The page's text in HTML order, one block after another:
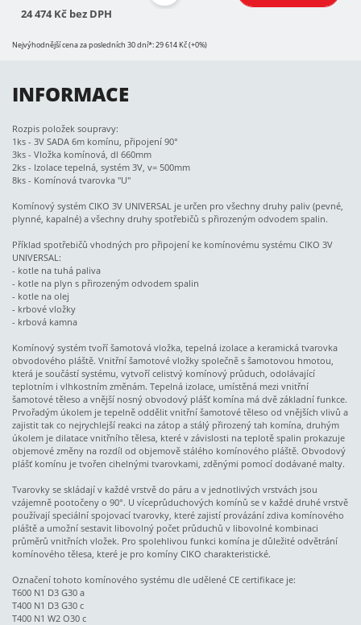
24 474 Kč bez DPH
Nejvýhodnější cena za posledních 30 dní*: 29 614 Kč (+0%)
INFORMACE
Rozpis položek soupravy:
1ks - 3V SADA 6m komínu, připojení 90°
3ks - Vložka komínová, dl 660mm
2ks - Izolace tepelná, systém 3V, v= 500mm
8ks - Komínová tvarovka "U"
Komínový systém CIKO 3V UNIVERSAL je určen pro všechny druhy paliv (pevné,
plynné, kapalné) a všechny druhy spotřebičů s přirozeným odvodem spalin.
Příklad spotřebičů vhodných pro připojení ke komínovému systému CIKO 3V
UNIVERSAL:
- kotle na tuhá paliva
- kotle na plyn s přirozeným odvodem spalin
- kotle na olej
- krbové vložky
- krbová kamna
Komínový systém tvoří šamotová vložka, tepelná izolace a keramická tvarovka
obvodového pláště. Vnitřní šamotové vložky společně s šamotovou hmotou,
která je součástí systému, vytvoří celistvý komínový průduch, odolávající
teplotním i vlhkostním změnám. Tepelná izolace, umístěná mezi vnitřní
šamotové těleso a vnější nosný obvodový plášť komína má dvě základní funkce.
Prvořadým úkolem je tepelně oddělit vnitřní šamotové těleso od vnějších vlivů a
zajistit tak co nejrychlejší reakci na zátop a stálý přirozený tah komína, druhým
úkolem je dilatace vnitřního tělesa, které v závislosti na teplotě spalin prokazuje
objemové změny na rozdíl od objemově stálého komínového pláště. Obvodový
plášť komínu je tvořen cihelnými tvarovkami, zděnými pomocí dodávané malty.
Tvarovky se skládají v každé vrstvě do páru a v jednotlivých vrstvách jsou
vzájemně pootočeny o 90°. U víceprůduchových komínů se v každé druhé vrstvě
používají speciální spojovací tvarovky, které zajistí provázání zdiva komínového
pláště a umožní sestavit libovolný počet průduchů v libovolné kombinaci
průměrů vnitřních vložek. Pro spolehlivou funkci komína je důležité odvětrání
komínového tělesa, které je pro komíny CIKO charakteristické.
Označení tohoto komínového systému dle udělené CE certifikace je:
T600 N1 D3 G30 a
T400 N1 D3 G30 c
T400 N1 W2 O30 c